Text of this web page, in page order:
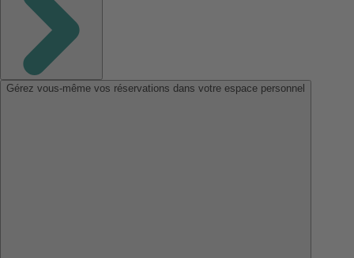
Gérez vous-même vos réservations dans votre espace personnel